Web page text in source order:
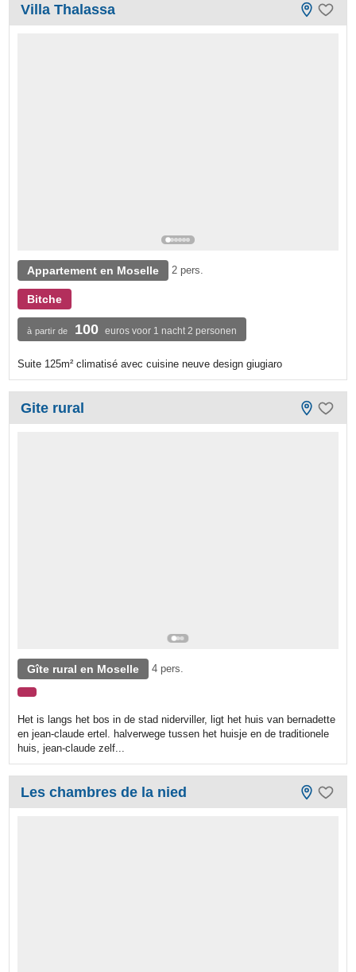
Villa Thalassa
Appartement en Moselle 2 pers.
Bitche
à partir de 100 euros voor 1 nacht 2 personen
Suite 125m² climatisé avec cuisine neuve design giugiaro
Gite rural
Gîte rural en Moselle 4 pers.
Het is langs het bos in de stad niderviller, ligt het huis van bernadette
en jean-claude ertel. halverwege tussen het huisje en de traditionele
huis, jean-claude zelf...
Les chambres de la nied